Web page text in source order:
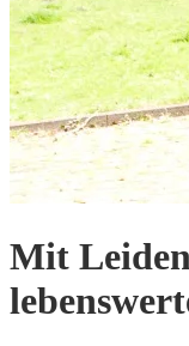
Mit